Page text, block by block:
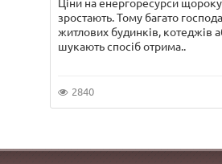
зростають. Тому багато
житлових будинків, котеджів
шукають спосіб отрима..
2840